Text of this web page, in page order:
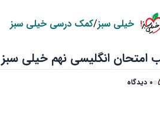
خیلی سبز/کمک درسی خیلی سبز
امتحان انگلیسی نهم خیلی سبز
0 دیدگاه